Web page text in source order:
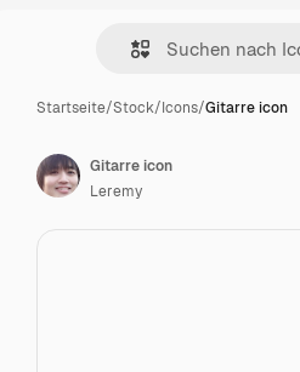
Startseite/Stock/Icons/Gitarre icon
Gitarre icon
Leremy